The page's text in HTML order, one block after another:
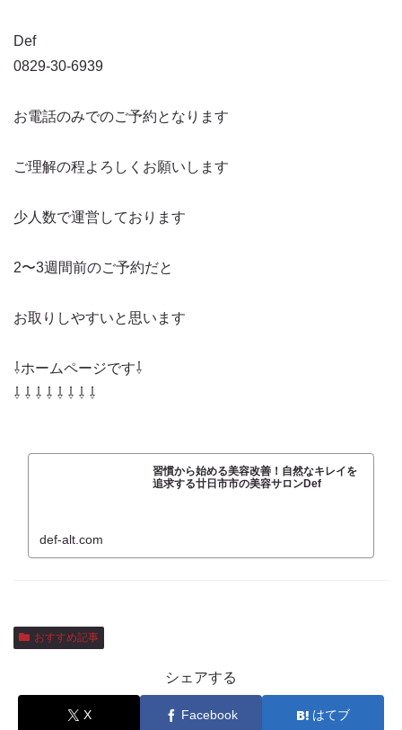
Def
0829-30-6939
お電話のみでのご予約となります
ご理解の程よろしくお願いします
少人数で運営しております
2〜3週間前のご予約だと
お取りしやすいと思います
⇩ホームページです⇩
⇩ ⇩ ⇩ ⇩ ⇩ ⇩ ⇩ ⇩
習慣から始める美容改善！自然なキレイを
追求する廿日市市の美容サロンDef
def-alt.com
おすすめ記事
シェアする
X Facebook はてブ